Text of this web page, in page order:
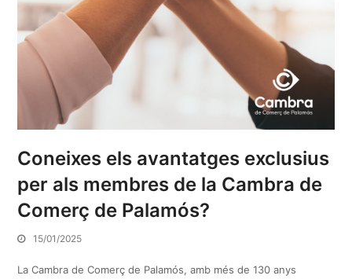
Coneixes els avantatges exclusius
per als membres de la Cambra de
Comerç de Palamós?
15/01/2025
La Cambra de Comerç de Palamós, amb més de 130 anys